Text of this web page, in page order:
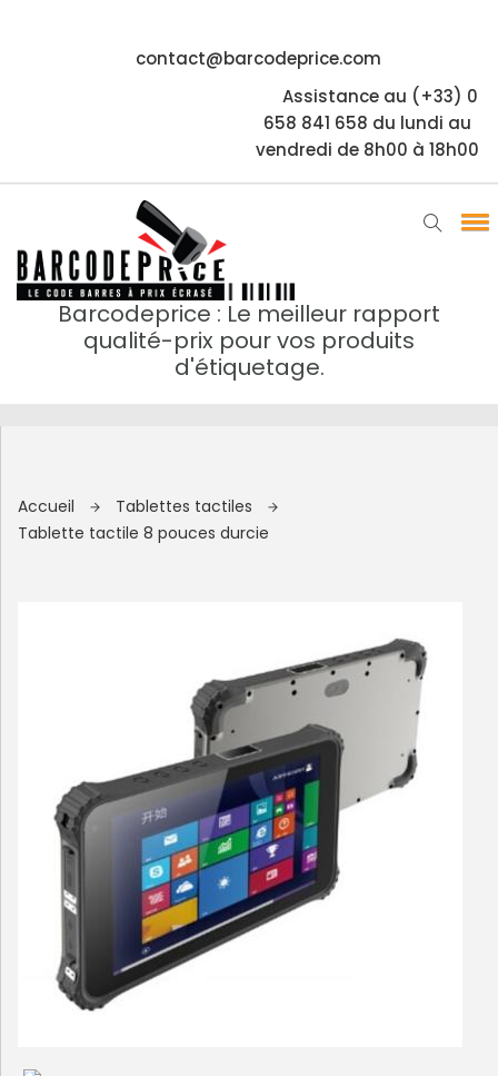
contact@barcodeprice.com
Assistance au (+33) 0
658 841 658 du lundi au
vendredi de 8h00 à 18h00
Barcodeprice : Le meilleur rapport
qualité-prix pour vos produits
d'étiquetage.
Accueil
Tablettes tactiles
Tablette tactile 8 pouces durcie